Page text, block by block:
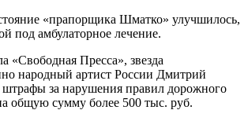
«прапорщика Шматко» улучшилось,
под амбулаторное лечение.
«Свободная Пресса», звезда
народный артист России Дмитрий
штрафы за нарушения правил дорожного
общую сумму более 500 тыс. руб.